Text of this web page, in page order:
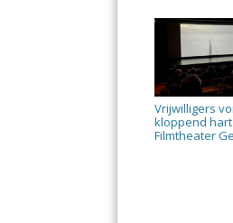
Vrijwilligers
kloppend
Filmtheater